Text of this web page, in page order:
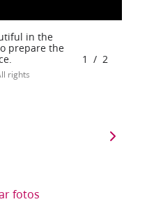
in the
prepare the
rights
1 / 2
fotos